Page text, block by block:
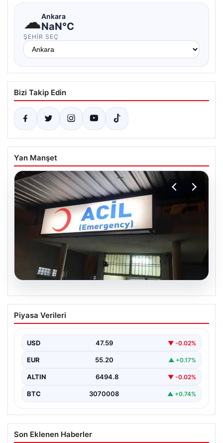
☁Ankara
NaN°C
ŞEHIR SEÇ
Bizi Takip Edin
Yan Manşet
05.08.2026
Dereye düştü: 3 yaşındaki Eslem,
hayatını kaybetti
Piyasa Verileri
USD 47.59 ▼ -0.02%
EUR 55.20 ▲ +0.17%
ALTIN 6494.8 ▼ -0.02%
BTC 3070008 ▲ +0.74%
Son Eklenen Haberler